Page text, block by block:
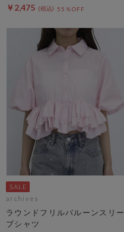
￥2,475 55％OFF
archives
ラウンドフリルバルーンスリー
ブシャツ